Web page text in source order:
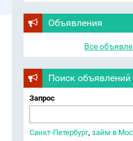
Объявления
Все
Поиск объявлений
Запрос
Санкт-Петербург, займ в